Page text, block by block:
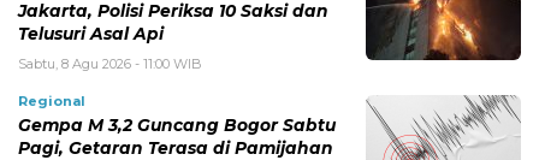
Jakarta, Polisi Periksa 10 Saksi dan
Telusuri Asal Api
Sabtu, 8 Agu 2026 - 11:00 WIB
Regional
Gempa M 3,2 Guncang Bogor Sabtu
Pagi, Getaran Terasa di Pamijahan